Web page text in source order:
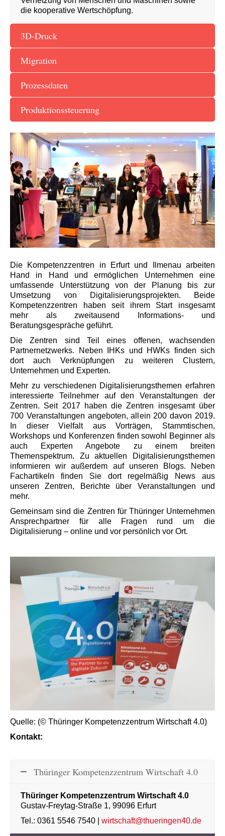
die kooperative Wertschöpfung.
3D-Druck
Migration
Prozessdaten
Produktionssteuerung
Die Kompetenzzentren in Erfurt und Ilmenau arbeiten
Hand in Hand und ermöglichen Unternehmen eine
umfassende Unterstützung von der Planung bis zur
Umsetzung von Digitalisierungsprojekten. Beide
Kompetenzzentren haben seit ihrem Start insgesamt
mehr als zweitausend Informations- und
Beratungsgespräche geführt.
Die Zentren sind Teil eines offenen, wachsenden
Partnernetzwerks. Neben IHKs und HWKs finden sich
dort auch Verknüpfungen zu weiteren Clustern,
Unternehmen und Experten.
Mehr zu verschiedenen Digitalisierungsthemen erfahren
interessierte Teilnehmer auf den Veranstaltungen der
Zentren. Seit 2017 haben die Zentren insgesamt über
700 Veranstaltungen angeboten, allein 200 davon 2019.
In dieser Vielfalt aus Vorträgen, Stammtischen,
Workshops und Konferenzen finden sowohl Beginner als
auch Experten Angebote zu einem breiten
Themenspektrum. Zu aktuellen Digitalisierungsthemen
informieren wir außerdem auf unseren Blogs. Neben
Fachartikeln finden Sie dort regelmäßig News aus
unseren Zentren, Berichte über Veranstaltungen und
mehr.
Gemeinsam sind die Zentren für Thüringer Unternehmen
Ansprechpartner für alle Fragen rund um die
Digitalisierung – online und vor persönlich vor Ort.
Quelle: (© Thüringer Kompetenzzentrum Wirtschaft 4.0)
Kontakt:
Thüringer Kompetenzzentrum Wirtschaft 4.0
Thüringer Kompetenzzentrum Wirtschaft 4.0
Gustav-Freytag-Straße 1, 99096 Erfurt
Tel.: 0361 5546 7540 | wirtschaft@thueringen40.de